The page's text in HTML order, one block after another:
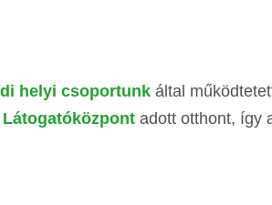
helyi csoportunk által
adott otthont, így